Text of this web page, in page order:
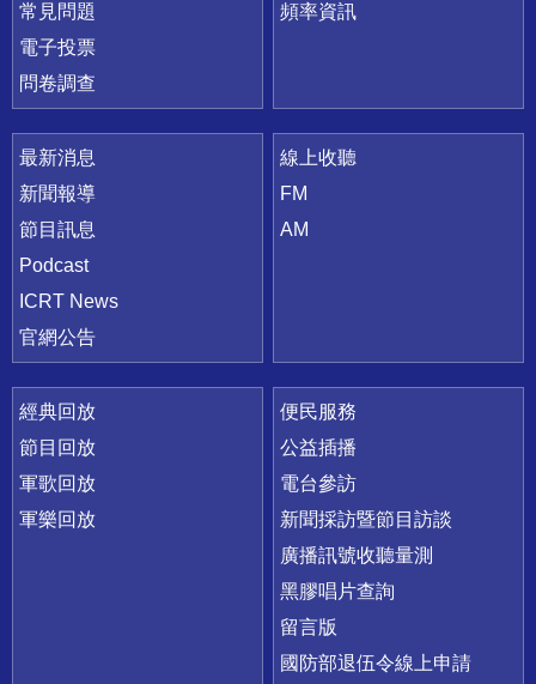
常見問題
電子投票
問卷調查
頻率資訊
最新消息
新聞報導
節目訊息
Podcast
ICRT News
官網公告
線上收聽
FM
AM
經典回放
節目回放
軍歌回放
軍樂回放
便民服務
公益插播
電台參訪
新聞採訪暨節目訪談
廣播訊號收聽量測
黑膠唱片查詢
留言版
國防部退伍令線上申請